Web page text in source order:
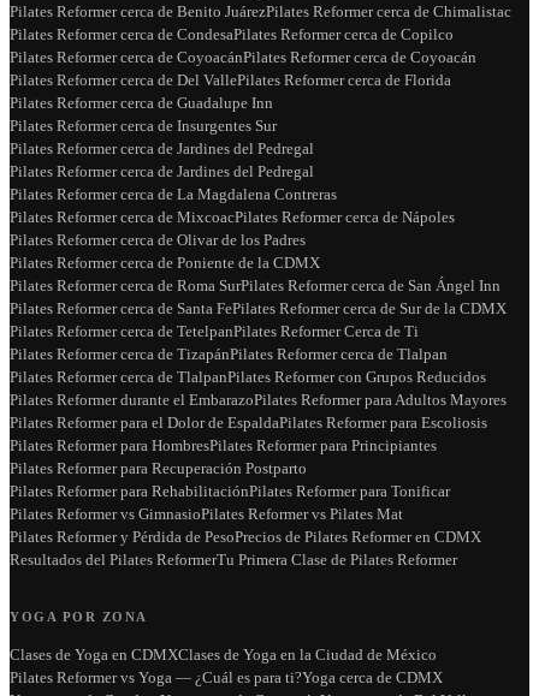
Pilates Reformer cerca de Benito JuárezPilates Reformer cerca de Chimalistac
Pilates Reformer cerca de CondesaPilates Reformer cerca de Copilco
Pilates Reformer cerca de CoyoacánPilates Reformer cerca de Coyoacán
Pilates Reformer cerca de Del VallePilates Reformer cerca de Florida
Pilates Reformer cerca de Guadalupe Inn
Pilates Reformer cerca de Insurgentes Sur
Pilates Reformer cerca de Jardines del Pedregal
Pilates Reformer cerca de Jardines del Pedregal
Pilates Reformer cerca de La Magdalena Contreras
Pilates Reformer cerca de MixcoacPilates Reformer cerca de Nápoles
Pilates Reformer cerca de Olivar de los Padres
Pilates Reformer cerca de Poniente de la CDMX
Pilates Reformer cerca de Roma SurPilates Reformer cerca de San Ángel Inn
Pilates Reformer cerca de Santa FePilates Reformer cerca de Sur de la CDMX
Pilates Reformer cerca de TetelpanPilates Reformer Cerca de Ti
Pilates Reformer cerca de TizapánPilates Reformer cerca de Tlalpan
Pilates Reformer cerca de TlalpanPilates Reformer con Grupos Reducidos
Pilates Reformer durante el EmbarazoPilates Reformer para Adultos Mayores
Pilates Reformer para el Dolor de EspaldaPilates Reformer para Escoliosis
Pilates Reformer para HombresPilates Reformer para Principiantes
Pilates Reformer para Recuperación Postparto
Pilates Reformer para RehabilitaciónPilates Reformer para Tonificar
Pilates Reformer vs GimnasioPilates Reformer vs Pilates Mat
Pilates Reformer y Pérdida de PesoPrecios de Pilates Reformer en CDMX
Resultados del Pilates ReformerTu Primera Clase de Pilates Reformer
YOGA POR ZONA
Clases de Yoga en CDMXClases de Yoga en la Ciudad de México
Pilates Reformer vs Yoga — ¿Cuál es para ti?Yoga cerca de CDMX